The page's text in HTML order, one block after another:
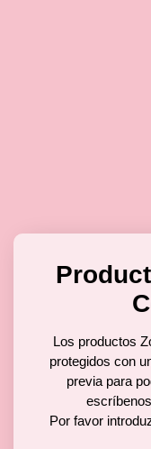
Los productos
protegidos con
previa para
Por favor